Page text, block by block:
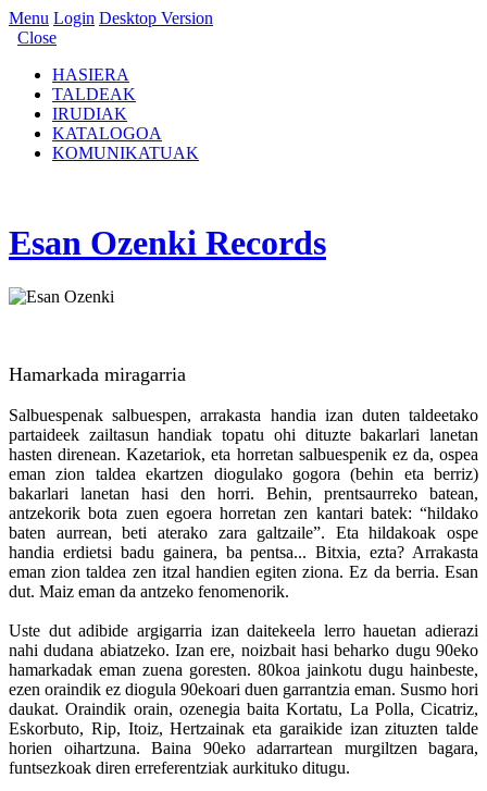
Menu Login Desktop Version
Close
HASIERA
TALDEAK
IRUDIAK
KATALOGOA
KOMUNIKATUAK
Esan Ozenki Records
Hamarkada miragarria
Salbuespenak salbuespen, arrakasta handia izan duten taldeetako
partaideek zailtasun handiak topatu ohi dituzte bakarlari lanetan
hasten direnean. Kazetariok, eta horretan salbuespenik ez da, ospea
eman zion taldea ekartzen diogulako gogora (behin eta berriz)
bakarlari lanetan hasi den horri. Behin, prentsaurreko batean,
antzekorik bota zuen egoera horretan zen kantari batek: “hildako
baten aurrean, beti aterako zara galtzaile”. Eta hildakoak ospe
handia erdietsi badu gainera, ba pentsa... Bitxia, ezta? Arrakasta
eman zion taldea zen itzal handien egiten ziona. Ez da berria. Esan
dut. Maiz eman da antzeko fenomenorik.
Uste dut adibide argigarria izan daitekeela lerro hauetan adierazi
nahi dudana abiatzeko. Izan ere, noizbait hasi beharko dugu 90eko
hamarkadak eman zuena goresten. 80koa jainkotu dugu hainbeste,
ezen oraindik ez diogula 90ekoari duen garrantzia eman. Susmo hori
daukat. Oraindik orain, ozenegia baita Kortatu, La Polla, Cicatriz,
Eskorbuto, Rip, Itoiz, Hertzainak eta garaikide izan zituzten talde
horien oihartzuna. Baina 90eko adarrartean murgiltzen bagara,
funtsezkoak diren erreferentziak aurkituko ditugu.